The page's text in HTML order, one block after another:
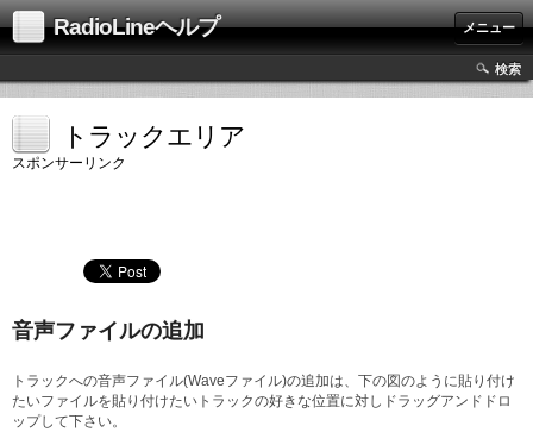
RadioLineヘルプ メニュー
検索
トラックエリア
スポンサーリンク
音声ファイルの追加
トラックへの音声ファイル(Waveファイル)の追加は、下の図のように貼り付け
たいファイルを貼り付けたいトラックの好きな位置に対しドラッグアンドドロ
ップして下さい。